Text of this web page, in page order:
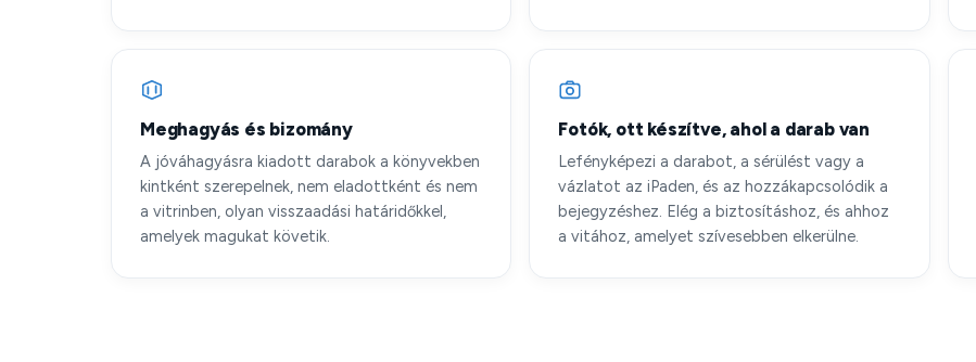
Meghagyás és bizomány
A jóváhagyásra kiadott darabok a könyvekben
kintként szerepelnek, nem eladottként és nem
a vitrinben, olyan visszaadási határidőkkel,
amelyek magukat követik.
Fotók, ott készítve, ahol a darab van
Lefényképezi a darabot, a sérülést vagy a
vázlatot az iPaden, és az hozzákapcsolódik a
bejegyzéshez. Elég a biztosításhoz, és ahhoz
a vitához, amelyet szívesebben elkerülne.